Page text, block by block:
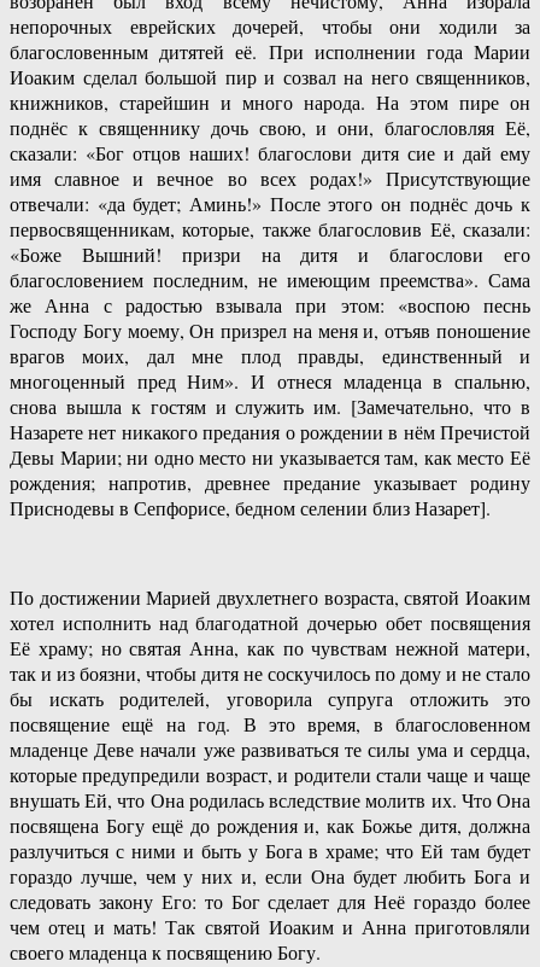
непорочных еврейских дочерей, чтобы они ходили за
благословенным дитятей её. При исполнении года Марии
Иоаким сделал большой пир и созвал на него священников,
книжников, старейшин и много народа. На этом пире он
поднёс к священнику дочь свою, и они, благословляя Её,
сказали: «Бог отцов наших! благослови дитя сие и дай ему
имя славное и вечное во всех родах!» Присутствующие
отвечали: «да будет; Аминь!» После этого он поднёс дочь к
первосвященникам, которые, также благословив Её, сказали:
«Боже Вышний! призри на дитя и благослови его
благословением последним, не имеющим преемства». Сама
же Анна с радостью взывала при этом: «воспою песнь
Господу Богу моему, Он призрел на меня и, отъяв поношение
врагов моих, дал мне плод правды, единственный и
многоценный пред Ним». И отнеся младенца в спальню,
снова вышла к гостям и служить им. [Замечательно, что в
Назарете нет никакого предания о рождении в нём Пречистой
Девы Марии; ни одно место ни указывается там, как место Её
рождения; напротив, древнее предание указывает родину
Приснодевы в Сепфорисе, бедном селении близ Назарет].
По достижении Марией двухлетнего возраста, святой Иоаким
хотел исполнить над благодатной дочерью обет посвящения
Её храму; но святая Анна, как по чувствам нежной матери,
так и из боязни, чтобы дитя не соскучилось по дому и не стало
бы искать родителей, уговорила супруга отложить это
посвящение ещё на год. В это время, в благословенном
младенце Деве начали уже развиваться те силы ума и сердца,
которые предупредили возраст, и родители стали чаще и чаще
внушать Ей, что Она родилась вследствие молитв их. Что Она
посвящена Богу ещё до рождения и, как Божье дитя, должна
разлучиться с ними и быть у Бога в храме; что Ей там будет
гораздо лучше, чем у них и, если Она будет любить Бога и
следовать закону Его: то Бог сделает для Неё гораздо более
чем отец и мать! Так святой Иоаким и Анна приготовляли
своего младенца к посвящению Богу.